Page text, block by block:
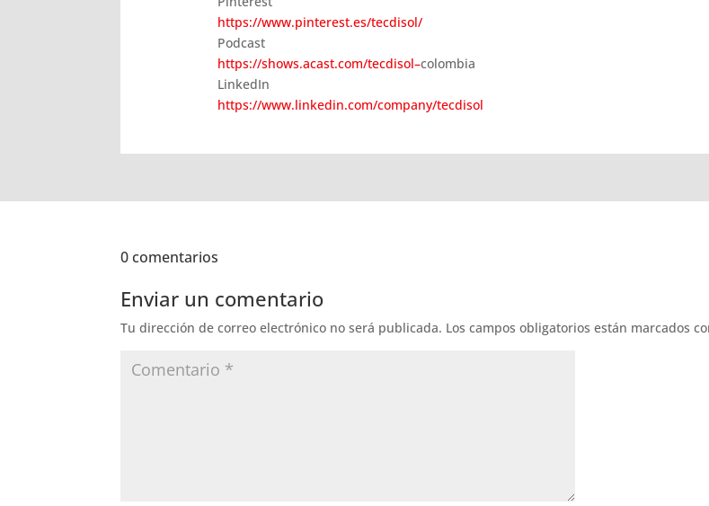
https://www.pinterest.es/tecdisol/
Podcast
https://shows.acast.com/tecdisol–colombia
LinkedIn
https://www.linkedin.com/company/tecdisol
0 comentarios
Enviar un comentario
Tu dirección de correo electrónico no será publicada. Los campos obligatorios están marcados